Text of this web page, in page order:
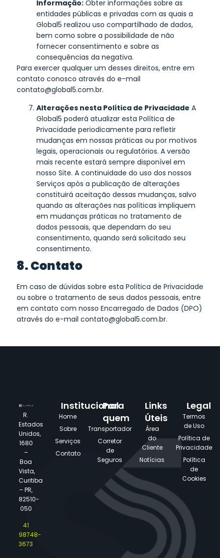
Informação:Obter informações sobre as
entidades públicas e privadas com as quais a
Global5 realizou uso compartilhado de dados,
bem como sobre a possibilidade de não
fornecer consentimento e sobre as
consequências da negativa.
Para exercer qualquer um desses direitos, entre em
contato conosco através do e-mail
contato@global5.com.br.
Alterações nesta Política de Privacidade A
Global5 poderá atualizar esta Política de
Privacidade periodicamente para refletir
mudanças em nossas práticas ou por motivos
legais, operacionais ou regulatórios. A versão
mais recente estará sempre disponível em
nosso Site. A continuidade do uso dos nossos
Serviços após a publicação de alterações
constituirá aceitação dessas mudanças, salvo
quando as alterações nas políticas impliquem
em mudanças práticas no tratamento de
dados pessoais, que dependam do seu
consentimento, quando será solicitado seu
consentimento.
8. Contato
Em caso de dúvidas sobre esta Política de Privacidade
ou sobre o tratamento de seus dados pessoais, entre
em contato com nosso Encarregado de Dados (DPO)
através do e-mail contato@global5.com.br.
R.
Estados
Unidos,
1680
–
Boa
Vista,
Curitiba
– PR,
82510-
050
41
98748-
3673
Institucional
Home
Sobre
Serviços
Contato
Para
quem
Transportador
Corretor
de
Seguros
Links
Úteis
Área
do
Cliente
Notícias
Legal
Termos
de Uso
Política de
Privacidade
Política
de
Cookies